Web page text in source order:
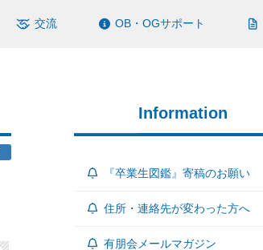
交流 OB・OGサポート
Information
『卒業生図鑑』寄稿のお願い
住所・連絡先が変わった方へ
有朋会メールマガジン